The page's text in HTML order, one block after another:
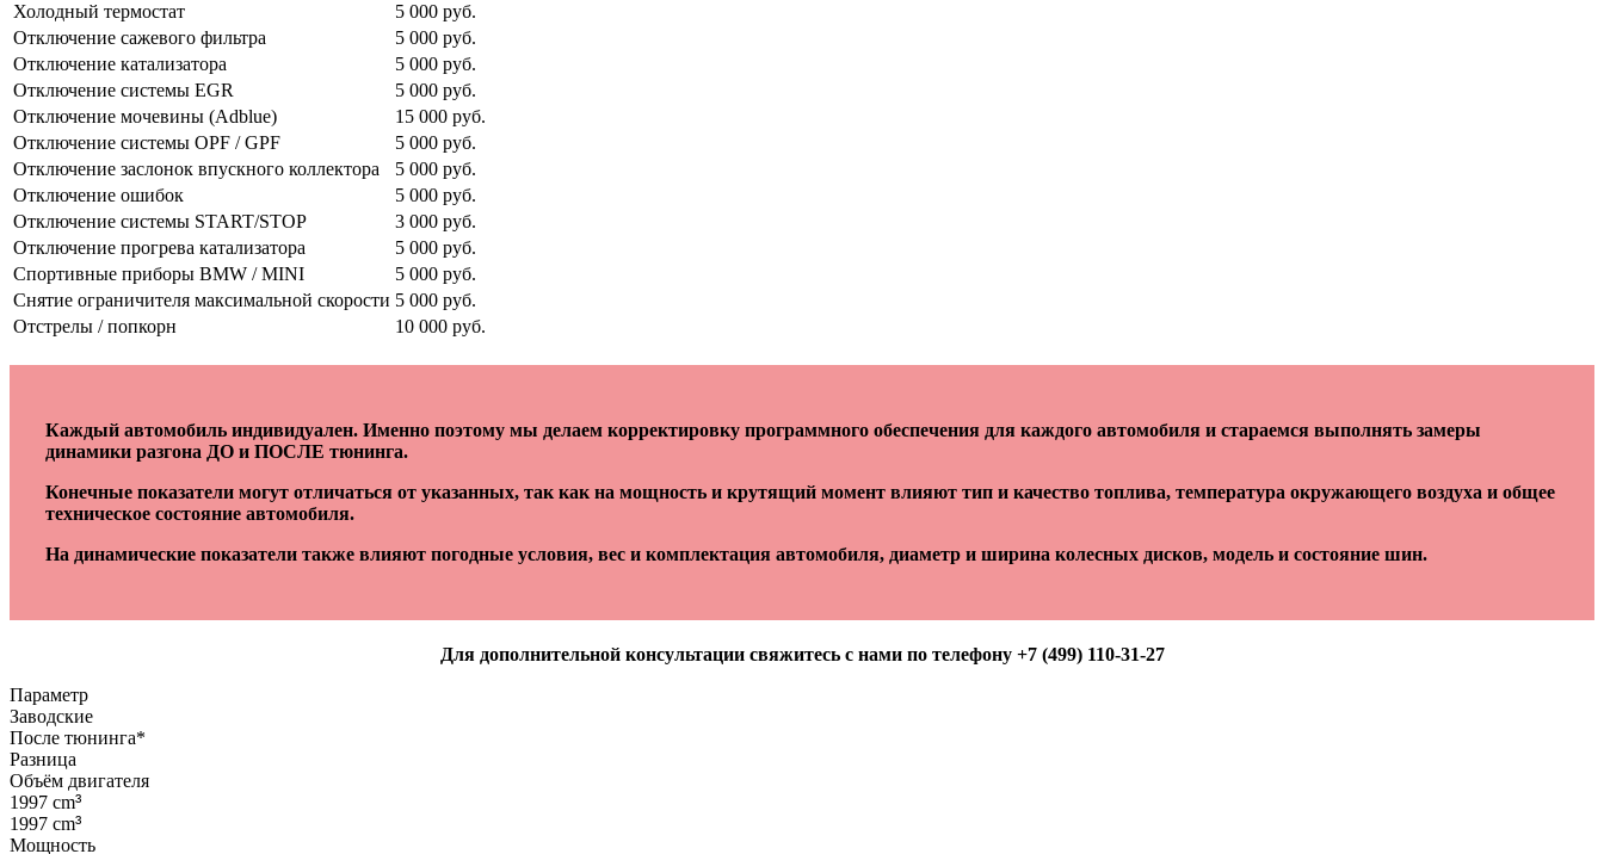
Холодный термостат
5 000 руб.
Отключение сажевого фильтра
5 000 руб.
Отключение катализатора
5 000 руб.
Отключение системы EGR
5 000 руб.
Отключение мочевины (Adblue)
15 000 руб.
Отключение системы OPF / GPF
5 000 руб.
Отключение заслонок впускного коллектора
5 000 руб.
Отключение ошибок
5 000 руб.
Отключение системы START/STOP
3 000 руб.
Отключение прогрева катализатора
5 000 руб.
Спортивные приборы BMW / MINI
5 000 руб.
Снятие ограничителя максимальной скорости 5 000 руб.
Отстрелы / попкорн
10 000 руб.
Каждый автомобиль индивидуален. Именно поэтому мы делаем корректировку программного обеспечения для каждого автомобиля и стараемся выполнять замеры
динамики разгона ДО и ПОСЛЕ тюнинга.
Конечные показатели могут отличаться от указанных, так как на мощность и крутящий момент влияют тип и качество топлива, температура окружающего воздуха и общее
техническое состояние автомобиля.
На динамические показатели также влияют погодные условия, вес и комплектация автомобиля, диаметр и ширина колесных дисков, модель и состояние шин.
Для дополнительной консультации свяжитесь с нами по телефону +7 (499) 110-31-27
Параметр
Заводские
После тюнинга*
Разница
Объём двигателя
1997 cm³
1997 cm³
Мощность